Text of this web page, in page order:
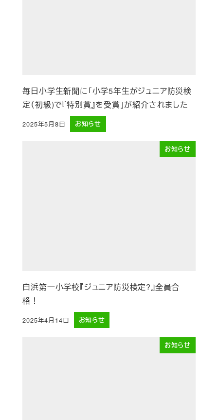
毎日小学生新聞に「小学5年生がジュニア防災検
定（初級)で『特別賞』を受賞」が紹介されました
投稿日
2025年5月8日 お知らせ
お知らせ
白浜第一小学校『ジュニア防災検定?』全員合
格！
投稿日
2025年4月14日 お知らせ
お知らせ